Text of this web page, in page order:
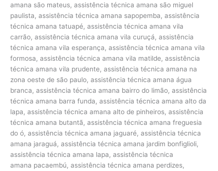
amana são mateus, assistência técnica amana são miguel
paulista, assistência técnica amana sapopemba, assistência
técnica amana tatuapé, assistência técnica amana vila
carrão, assistência técnica amana vila curuçá, assistência
técnica amana vila esperança, assistência técnica amana vila
formosa, assistência técnica amana vila matilde, assistência
técnica amana vila prudente, assistência técnica amana na
zona oeste de são paulo, assistência técnica amana água
branca, assistência técnica amana bairro do limão, assistência
técnica amana barra funda, assistência técnica amana alto da
lapa, assistência técnica amana alto de pinheiros, assistência
técnica amana butantã, assistência técnica amana freguesia
do ó, assistência técnica amana jaguaré, assistência técnica
amana jaraguá, assistência técnica amana jardim bonfiglioli,
assistência técnica amana lapa, assistência técnica
amana pacaembú, assistência técnica amana perdizes,